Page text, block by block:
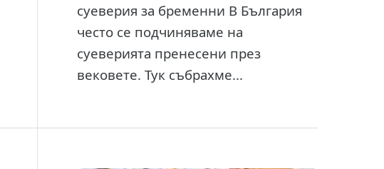
суеверия за бременни В България
често се подчиняваме на
суеверията пренесени през
вековете. Тук събрахме...